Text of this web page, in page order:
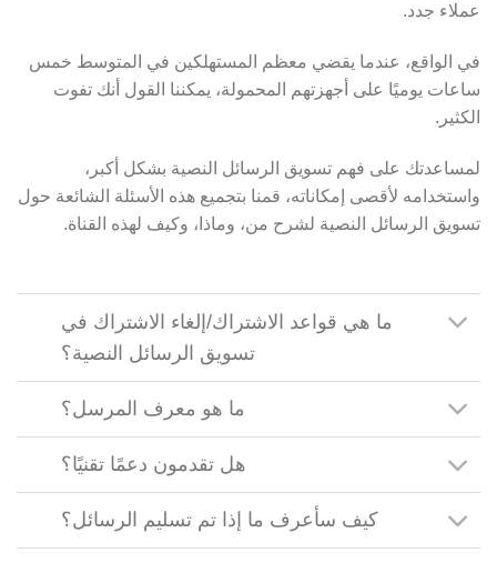
عملاء جدد.
في الواقع، عندما يقضي معظم المستهلكين في المتوسط خمس
ساعات يوميًا على أجهزتهم المحمولة، يمكننا القول أنك تفوت
الكثير.
لمساعدتك على فهم تسويق الرسائل النصية بشكل أكبر،
واستخدامه لأقصى إمكاناته، قمنا بتجميع هذه الأسئلة الشائعة حول
تسويق الرسائل النصية لشرح من، وماذا، وكيف لهذه القناة.
ما هي قواعد الاشتراك/إلغاء الاشتراك في
تسويق الرسائل النصية؟
ما هو معرف المرسل؟
هل تقدمون دعمًا تقنيًا؟
كيف سأعرف ما إذا تم تسليم الرسائل؟